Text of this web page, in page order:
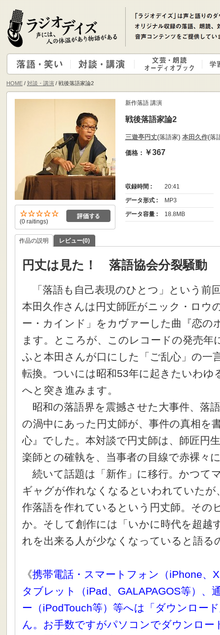
HOME / 対談・講演 / 戦後落語家論2
(0 raitings)
新作落語 講演
戦後落語家論2
三遊亭円丈(落語家) 本田久作(落
価格： ￥367
収録時間 :
20:41
データ形式 :
MP3
データ容量 :
18.8MB
作品の説明 レビュー(0)
円丈は見た！ 落語協会分裂騒動
「落語も自己表現のひとつ」という前
本田久作さんは円丈師匠がニック・ロウ
ー・カインド」をカヴァーした曲『恋の
ます。ところが、このレコードの発売年
ふと本田さんが口にした「ご乱心」の一
転換。ついには昭和53年に起きたいわゆ
へと突き進みます。
昭和の落語界を震撼させた大事件、落
の渦中にあった円丈師が、事件の真相を
心』でした。本対談で円丈師は、師匠円
楽師との確執を、当事者の目線で赤裸々
続いて話題は「新作」に移行。かつて
ギャグが作れなくなるといわれていたが
作落語を作れているという円丈師。その
か。そして創作には「いかに時代を超越
れを出来る人が少なくなっていると語る
《携帯電話・スマートフォン（iPhone、
タブレット（iPad、GALAPAGOS等）、
ー（iPodTouch等）等へは「ダウンロー
ん。お手数ですがパソコンでダウンロー